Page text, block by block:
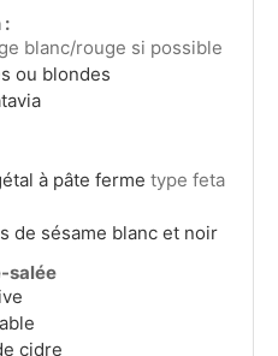
:
blanc/rouge si possible
ou blondes
à pâte ferme type feta
de sésame blanc et noir
salée
cidre